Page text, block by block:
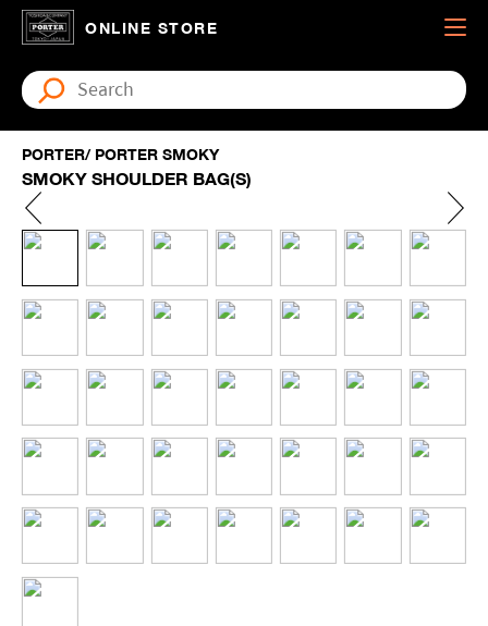
ONLINE STORE
PORTER/ PORTER SMOKY
SMOKY SHOULDER BAG(S)